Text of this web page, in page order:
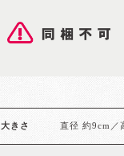
大きさ 直径 約9cm／